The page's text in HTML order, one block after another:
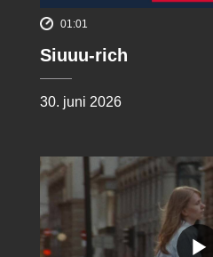
01:01
Siuuu-rich
30. juni 2026